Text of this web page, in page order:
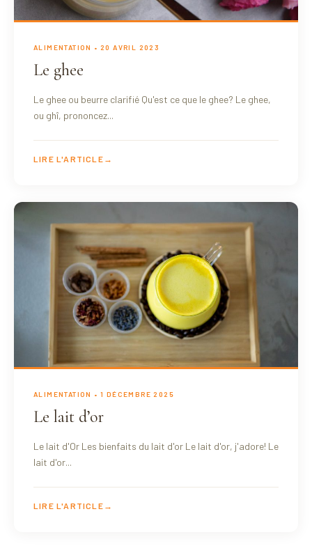
ALIMENTATION • 20 AVRIL 2023
Le ghee
Le ghee ou beurre clarifié Qu'est ce que le ghee? Le ghee,
ou ghî, prononcez...
LIRE L'ARTICLE →
ALIMENTATION • 1 DÉCEMBRE 2025
Le lait d’or
Le lait d'Or Les bienfaits du lait d'or Le lait d'or, j'adore! Le
lait d'or...
LIRE L'ARTICLE →